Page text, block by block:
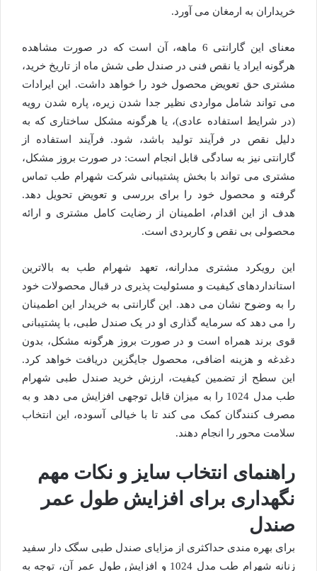
خریداران به ارمغان می آورد.
معنای این گارانتی 6 ماهه، آن است که در صورت مشاهده
هرگونه ایراد یا نقص فنی در صندل طی شش ماه از تاریخ خرید،
مشتری حق تعویض محصول خود را خواهد داشت. این ایرادات
می تواند شامل مواردی نظیر جدا شدن زیره، پاره شدن رویه
(در شرایط استفاده عادی)، یا هرگونه مشکل ساختاری که به
دلیل نقص در فرآیند تولید باشد، شود. فرآیند استفاده از
گارانتی نیز به سادگی قابل انجام است: در صورت بروز مشکل،
مشتری می تواند با بخش پشتیبانی شرکت شهرام طب تماس
گرفته و محصول خود را برای بررسی و تعویض تحویل دهد.
هدف از این اقدام، اطمینان از رضایت کامل مشتری و ارائه
محصولی بی نقص و کاربردی است.
این رویکرد مشتری مدارانه، تعهد شهرام طب به بالاترین
استانداردهای کیفیت و مسئولیت پذیری در قبال محصولات خود
را به وضوح نشان می دهد. این گارانتی به خریدار این اطمینان
را می دهد که سرمایه گذاری او در یک صندل طبی، با پشتیبانی
قوی برند همراه است و در صورت بروز هرگونه مشکل، بدون
دغدغه و هزینه اضافی، محصول جایگزین دریافت خواهد کرد.
این سطح از تضمین کیفیت، ارزش خرید صندل طبی شهرام
طب مدل 1024 را به میزان قابل توجهی افزایش می دهد و به
مصرف کنندگان کمک می کند تا با خیالی آسوده، این انتخاب
سلامت محور را انجام دهند.
راهنمای انتخاب سایز و نکات مهم
نگهداری برای افزایش طول عمر
صندل
برای بهره مندی حداکثری از مزایای صندل طبی سگک دار سفید
زنانه شهرام طب مدل 1024 و افزایش طول عمر آن، توجه به